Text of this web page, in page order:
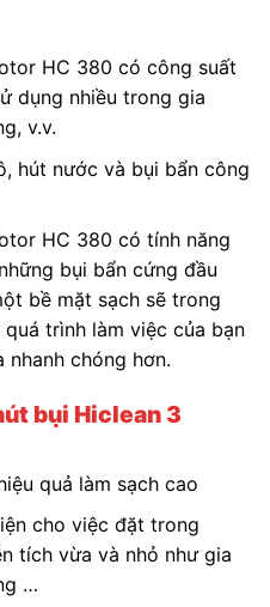
HC 380 có công suất
dụng nhiều trong gia
v.v.
hút nước và bụi bẩn công
HC 380 có tính năng
bụi bẩn cứng đầu
bề mặt sạch sẽ trong
trình làm việc của bạn
chóng hơn.
bụi Hiclean 3
quả làm sạch cao
cho việc đặt trong
tích vừa và nhỏ như gia
…